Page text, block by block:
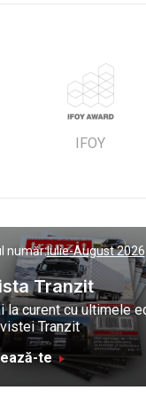
IFOY
număr:Iulie-August 2026
Tranzit
la curent cu ultimele
Tranzit
te